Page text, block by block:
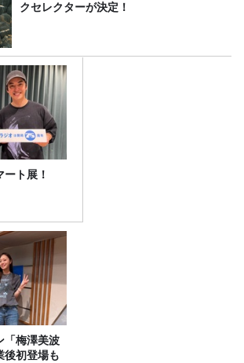
クセレクターが決定！
ト展！
後初登場も